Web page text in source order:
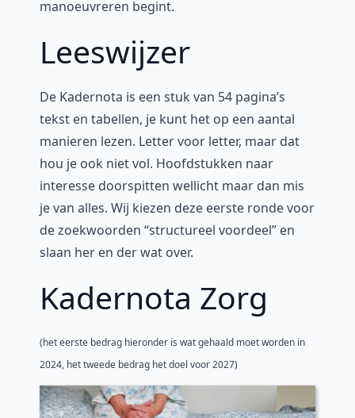
manoeuvreren begint.
Leeswijzer
De Kadernota is een stuk van 54 pagina’s
tekst en tabellen, je kunt het op een aantal
manieren lezen. Letter voor letter, maar dat
hou je ook niet vol. Hoofdstukken naar
interesse doorspitten wellicht maar dan mis
je van alles. Wij kiezen deze eerste ronde voor
de zoekwoorden “structureel voordeel” en
slaan her en der wat over.
Kadernota Zorg
(het eerste bedrag hieronder is wat gehaald moet worden in
2024, het tweede bedrag het doel voor 2027)